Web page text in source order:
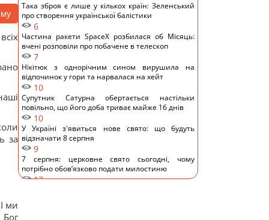
за
ми
Така зброя є лише у кількох країн: Зеленський
про створення української балістики
6
Частина ракети SpaceX розбилася об Місяць:
вчені розповіли про побачене в телескоп
7
Нікітюк з однорічним сином вирушила на
відпочинок у гори та нарвалася на хейт
10
Супутник Сатурна обертається настільки
повільно, що його доба триває майже 16 днів
10
У Україні з'явиться нове свято: що будуть
відзначати 8 серпня
9
7 серпня: церковне свято сьогодні, чому
потрібно обов’язково подати милостиню
17